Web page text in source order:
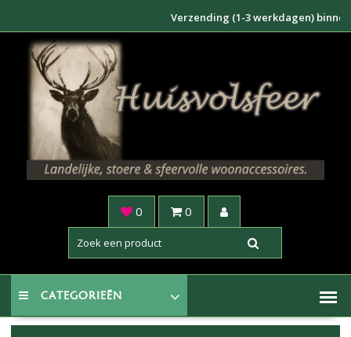
inhoud
Verzending (1-3 werkdagen) binnen
0 0
CATEGORIEËN